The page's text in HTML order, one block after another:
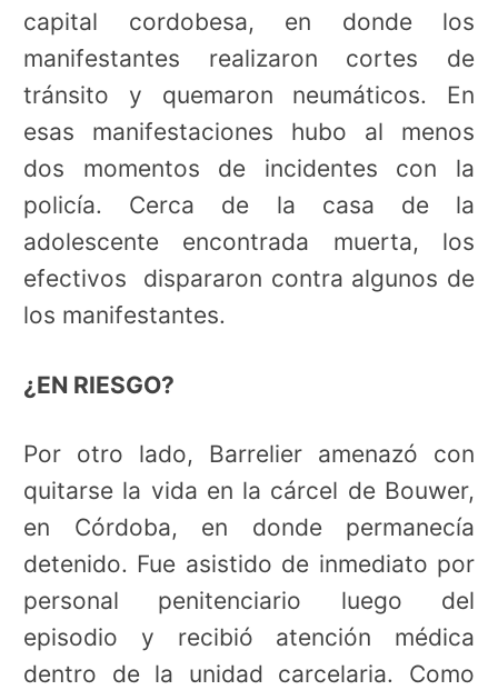
capital cordobesa, en donde los
manifestantes realizaron cortes de
tránsito y quemaron neumáticos. En
esas manifestaciones hubo al menos
dos momentos de incidentes con la
policía. Cerca de la casa de la
adolescente encontrada muerta, los
efectivos dispararon contra algunos de
los manifestantes.
¿EN RIESGO?
Por otro lado, Barrelier amenazó con
quitarse la vida en la cárcel de Bouwer,
en Córdoba, en donde permanecía
detenido. Fue asistido de inmediato por
personal penitenciario luego del
episodio y recibió atención médica
dentro de la unidad carcelaria. Como